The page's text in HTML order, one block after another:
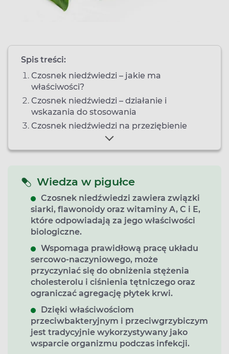
Spis treści:
Czosnek niedźwiedzi – jakie ma
właściwości?
Czosnek niedźwiedzi – działanie i
wskazania do stosowania
Czosnek niedźwiedzi na przeziębienie
Wiedza w pigułce
Czosnek niedźwiedzi zawiera związki
siarki, flawonoidy oraz witaminy A, C i E,
które odpowiadają za jego właściwości
biologiczne.
Wspomaga prawidłową pracę układu
sercowo-naczyniowego, może
przyczyniać się do obniżenia stężenia
cholesterolu i ciśnienia tętniczego oraz
ograniczać agregację płytek krwi.
Dzięki właściwościom
przeciwbakteryjnym i przeciwgrzybiczym
jest tradycyjnie wykorzystywany jako
wsparcie organizmu podczas infekcji.